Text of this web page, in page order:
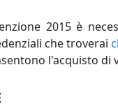
2015 è
che troverai
l'acquisto di